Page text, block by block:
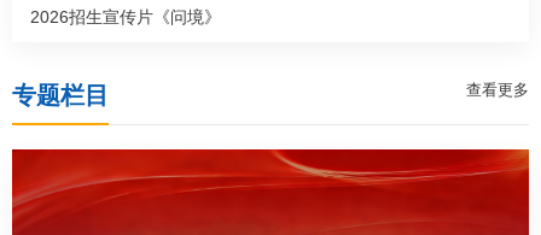
2026招生宣传片《问境》
专题栏目 查看更多